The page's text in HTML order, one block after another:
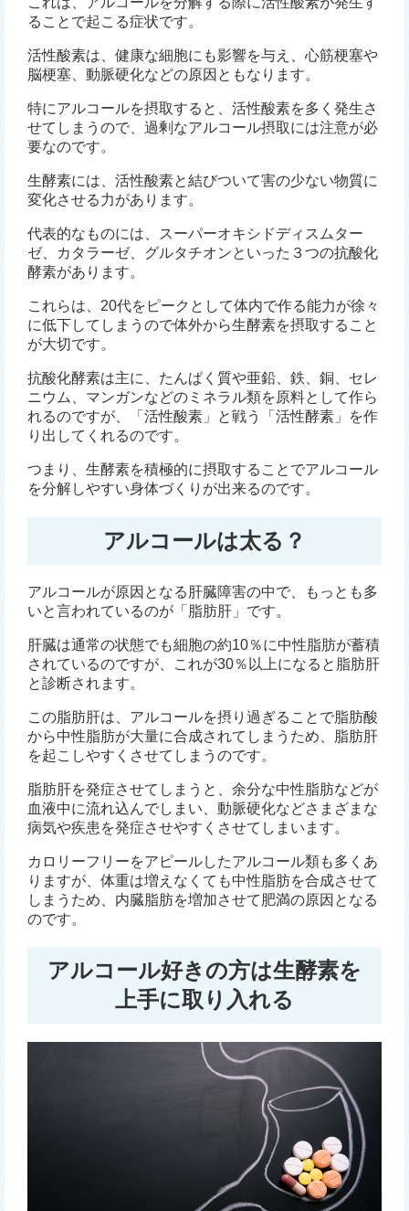
ることで起こる症状です。
活性酸素は、健康な細胞にも影響を与え、心筋梗塞や
脳梗塞、動脈硬化などの原因ともなります。
特にアルコールを摂取すると、活性酸素を多く発生さ
せてしまうので、過剰なアルコール摂取には注意が必
要なのです。
生酵素には、活性酸素と結びついて害の少ない物質に
変化させる力があります。
代表的なものには、スーパーオキシドディスムター
ゼ、カタラーゼ、グルタチオンといった３つの抗酸化
酵素があります。
これらは、20代をピークとして体内で作る能力が徐々
に低下してしまうので体外から生酵素を摂取すること
が大切です。
抗酸化酵素は主に、たんぱく質や亜鉛、鉄、銅、セレ
ニウム、マンガンなどのミネラル類を原料として作ら
れるのですが、「活性酸素」と戦う「活性酵素」を作
り出してくれるのです。
つまり、生酵素を積極的に摂取することでアルコール
を分解しやすい身体づくりが出来るのです。
アルコールは太る？
アルコールが原因となる肝臓障害の中で、もっとも多
いと言われているのが「脂肪肝」です。
肝臓は通常の状態でも細胞の約10％に中性脂肪が蓄積
されているのですが、これが30％以上になると脂肪肝
と診断されます。
この脂肪肝は、アルコールを摂り過ぎることで脂肪酸
から中性脂肪が大量に合成されてしまうため、脂肪肝
を起こしやすくさせてしまうのです。
脂肪肝を発症させてしまうと、余分な中性脂肪などが
血液中に流れ込んでしまい、動脈硬化などさまざまな
病気や疾患を発症させやすくさせてしまいます。
カロリーフリーをアピールしたアルコール類も多くあ
りますが、体重は増えなくても中性脂肪を合成させて
しまうため、内臓脂肪を増加させて肥満の原因となる
のです。
アルコール好きの方は生酵素を
上手に取り入れる